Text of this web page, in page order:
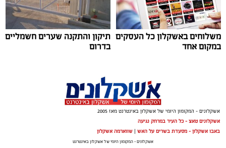
משלוחים באשקלון כל העסקים
במקום אחד
תיקון והתקנה שערים חשמליים
בדרום
אשקלונים - המקומון היומי של אשקלון באינטרנט מאז 2005
אשקלונים טאצ - כל העיר במרחק נגיעה
באבו אשקלון - מסעדת בשרים על האש | שווארמה אשקלון
אשקלונים - המקומון היומי של אשקלון באינטרנט